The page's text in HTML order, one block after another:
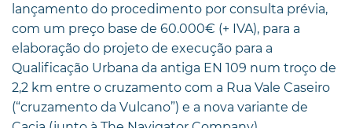
lançamento do procedimento por consulta prévia,
com um preço base de 60.000€ (+ IVA), para a
elaboração do projeto de execução para a
Qualificação Urbana da antiga EN 109 num troço de
2,2 km entre o cruzamento com a Rua Vale Caseiro
(“cruzamento da Vulcano”) e a nova variante de